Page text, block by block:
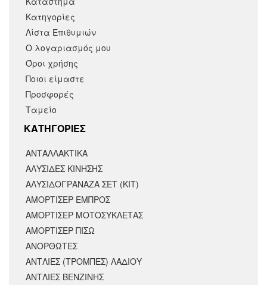
Κατηγορίες
Λίστα Επιθυμιών
Ο λογαριασμός μου
Όροι χρήσης
Ποιοι είμαστε
Προσφορές
Ταμείο
KΑΤΗΓΟΡΙΕΣ
ΑΝΤΑΛΛΑΚΤΙΚΆ
ΑΛΥΣΙΔΕΣ ΚΙΝΗΣΗΣ
ΑΛΥΣΙΔΟΓΡΑΝΑΖΑ ΣΕΤ (ΚΙΤ)
ΑΜΟΡΤΙΣΕΡ ΕΜΠΡΟΣ
ΑΜΟΡΤΙΣΈΡ ΜΟΤΟΣΥΚΛΈΤΑΣ
ΑΜΟΡΤΙΣΕΡ ΠΙΣΩ
ΑΝΟΡΘΩΤΕΣ
ΑΝΤΛΙΕΣ (ΤΡΟΜΠΕΣ) ΛΑΔΙΟΥ
ΑΝΤΛΙΕΣ ΒΕΝΖΙΝΗΣ